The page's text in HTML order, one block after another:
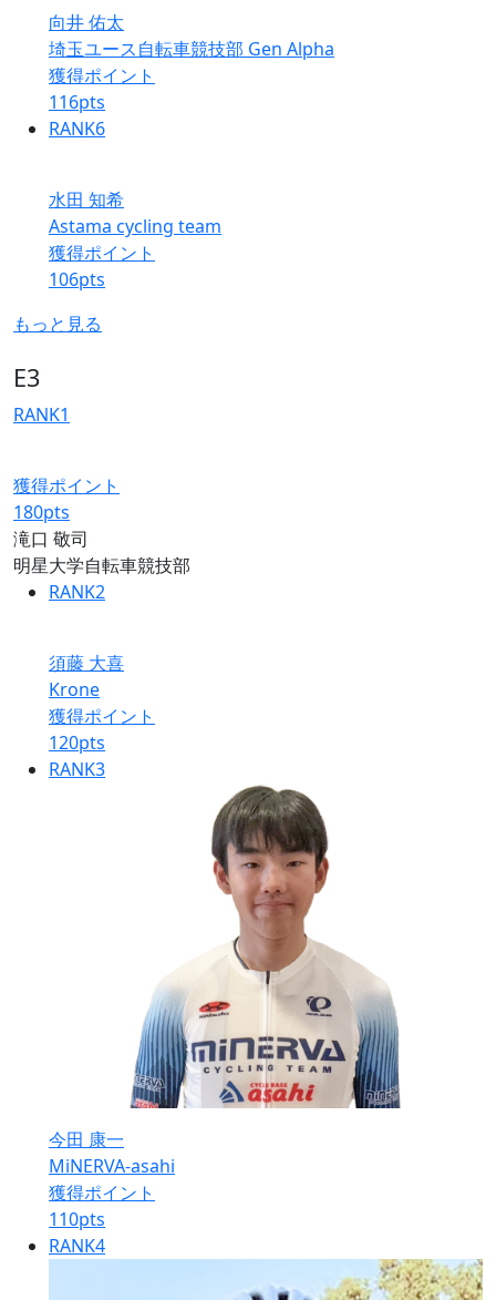
向井 佑太
埼玉ユース自転車競技部 Gen Alpha
獲得ポイント
116pts
RANK6
水田 知希
Astama cycling team
獲得ポイント
106pts
もっと見る
E3
RANK1
獲得ポイント
180pts
滝口 敬司
明星大学自転車競技部
RANK2
須藤 大喜
Krone
獲得ポイント
120pts
RANK3
今田 康一
MiNERVA-asahi
獲得ポイント
110pts
RANK4